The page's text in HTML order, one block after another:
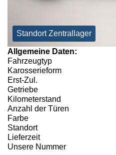
Standort Zentrallager
Allgemeine Daten:
Fahrzeugtyp
Karosserieform
Erst-Zul.
Getriebe
Kilometerstand
Anzahl der Türen
Farbe
Standort
Lieferzeit
Unsere Nummer